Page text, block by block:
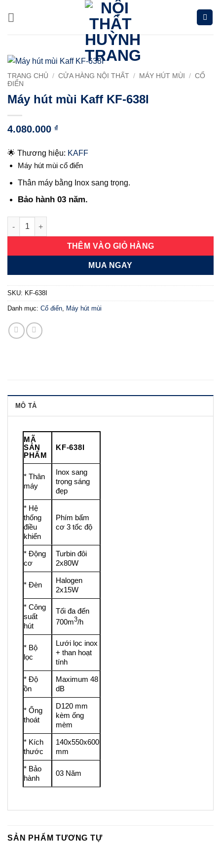
TRANG CHỦ / CỬA HÀNG NỘI THẤT / MÁY HÚT MÙI / CỔ
ĐIỂN
Máy hút mùi Kaff KF-638I
4.080.000 ₫
🌟 Thương hiệu: KAFF
Máy hút mùi cổ điển
Thân máy bằng Inox sang trọng.
Bảo hành 03 năm.
Máy hút mùi Kaff KF-638I số lượng
THÊM VÀO GIỎ HÀNG
MUA NGAY
SKU: KF-638I
Danh mục: Cổ điển Máy hút mùi
MÔ TẢ
MÃ
SẢN
PHẨM
KF-638I
* Thân
máy
Inox sang
trọng sáng
đẹp
* Hệ
thống
điều
khiển
Phím bấm
cơ 3 tốc độ
* Động
cơ
Turbin đôi
2x80W
* Đèn
Halogen
2x15W
* Công
suất
hút
Tối đa đến
700m3/h
* Bộ
lọc
Lưới lọc inox
+ than hoạt
tính
* Độ
ồn
Maximum 48
dB
* Ống
thoát
D120 mm
kèm ống
mèm
* Kích
thước
140x550x600
mm
* Bảo
hành
03 Năm
SẢN PHẨM TƯƠNG TỰ